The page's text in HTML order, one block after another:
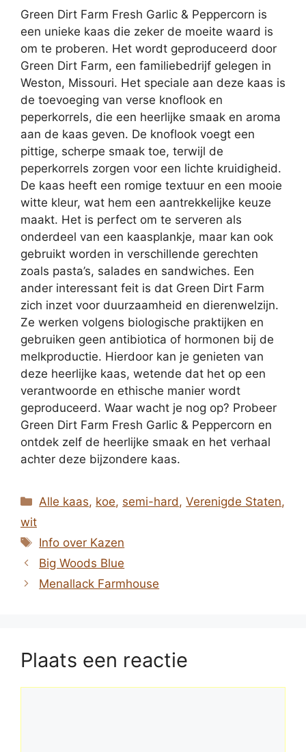
Green Dirt Farm Fresh Garlic & Peppercorn is
een unieke kaas die zeker de moeite waard is
om te proberen. Het wordt geproduceerd door
Green Dirt Farm, een familiebedrijf gelegen in
Weston, Missouri. Het speciale aan deze kaas is
de toevoeging van verse knoflook en
peperkorrels, die een heerlijke smaak en aroma
aan de kaas geven. De knoflook voegt een
pittige, scherpe smaak toe, terwijl de
peperkorrels zorgen voor een lichte kruidigheid.
De kaas heeft een romige textuur en een mooie
witte kleur, wat hem een aantrekkelijke keuze
maakt. Het is perfect om te serveren als
onderdeel van een kaasplankje, maar kan ook
gebruikt worden in verschillende gerechten
zoals pasta’s, salades en sandwiches. Een
ander interessant feit is dat Green Dirt Farm
zich inzet voor duurzaamheid en dierenwelzijn.
Ze werken volgens biologische praktijken en
gebruiken geen antibiotica of hormonen bij de
melkproductie. Hierdoor kan je genieten van
deze heerlijke kaas, wetende dat het op een
verantwoorde en ethische manier wordt
geproduceerd. Waar wacht je nog op? Probeer
Green Dirt Farm Fresh Garlic & Peppercorn en
ontdek zelf de heerlijke smaak en het verhaal
achter deze bijzondere kaas.
Categorieën
Alle kaas, koe, semi-hard,Verenigde Staten,
wit
Tags
Info over Kazen
Big Woods Blue
Menallack Farmhouse
Plaats een reactie